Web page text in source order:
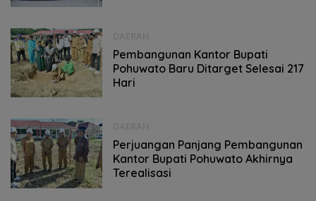
Pembangunan Kantor Bupati
Pohuwato Baru Ditarget Selesai 217
Hari
Perjuangan Panjang Pembangunan
Kantor Bupati Pohuwato Akhirnya
Terealisasi